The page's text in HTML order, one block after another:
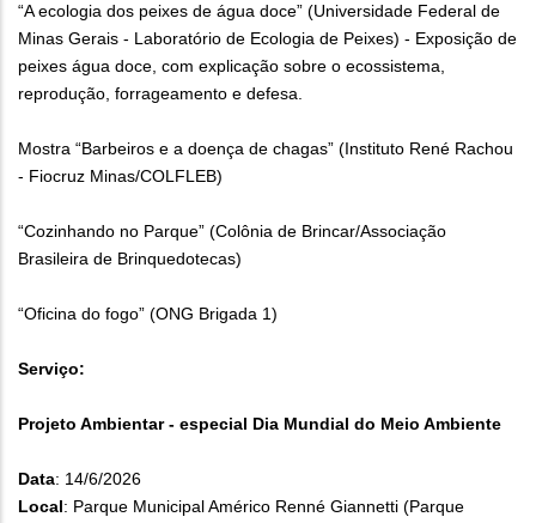
“A ecologia dos peixes de água doce” (Universidade Federal de
Minas Gerais - Laboratório de Ecologia de Peixes) - Exposição de
peixes água doce, com explicação sobre o ecossistema,
reprodução, forrageamento e defesa.
Mostra “Barbeiros e a doença de chagas” (Instituto René Rachou
- Fiocruz Minas/COLFLEB)
“Cozinhando no Parque” (Colônia de Brincar/Associação
Brasileira de Brinquedotecas)
“Oficina do fogo” (ONG Brigada 1)
Serviço:
Projeto Ambientar - especial Dia Mundial do Meio Ambiente
Data: 14/6/2026
Local: Parque Municipal Américo Renné Giannetti (Parque